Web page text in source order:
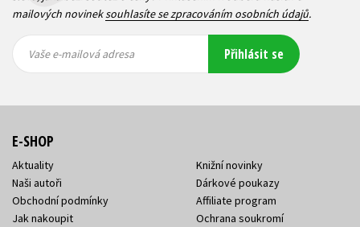
mailových novineksouhlasíte se zpracováním osobních údajů.
mailová
mailová
Vaše e-mailová adresa Přihlásit se
E-SHOP
Aktuality
Naši autoři
Obchodní podmínky
Jak nakoupit
Knižní novinky
Dárkové poukazy
Affiliate program
Ochrana soukromí